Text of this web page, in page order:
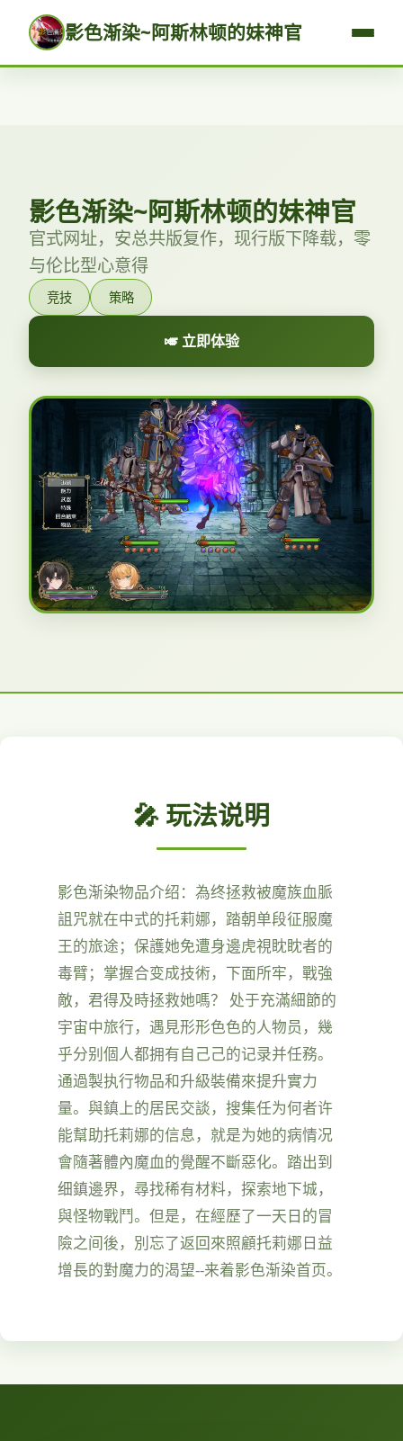
影色渐染~阿斯林顿的妹神官
影色渐染~阿斯林顿的妹神官
官式网址，安总共版复作，现行版下降载，零
与伦比型心意得
竞技 策略
🎺 立即体验
🎤 玩法说明
影色渐染物品介绍：為终拯救被魔族血脈
詛咒就在中式的托莉娜，踏朝单段征服魔
王的旅途；保護她免遭身邊虎視眈眈者的
毒臂；掌握合变成技術，下面所牢，戰強
敵，君得及時拯救她嗎？ 处于充滿細節的
宇宙中旅行，遇見形形色色的人物员，幾
乎分别個人都拥有自己己的记录并任務。
通過製执行物品和升級裝備來提升實力
量。與鎮上的居民交談，搜集任为何者许
能幫助托莉娜的信息，就是为她的病情况
會隨著體內魔血的覺醒不斷惡化。踏出到
细鎮邊界，尋找稀有材料，探索地下城，
與怪物戰鬥。但是，在經歷了一天日的冒
險之间後，別忘了返回來照顧托莉娜日益
增長的對魔力的渴望--来着影色渐染首页。